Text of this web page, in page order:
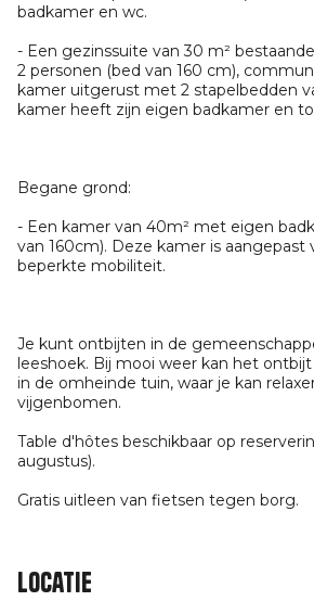
badkamer en wc.
- Een gezinssuite van 30 m²
2 personen (bed van 160 cm),
kamer uitgerust met 2 stapelbedden
kamer heeft zijn eigen badkamer en
Begane grond:
- Een kamer van 40m² met eigen
van 160cm). Deze kamer is
beperkte mobiliteit.
Je kunt ontbijten in de
leeshoek. Bij mooi weer kan het
in de omheinde tuin, waar je kan
vijgenbomen.
Table d'hôtes beschikbaar op
augustus).
Gratis uitleen van fietsen tegen borg.
Locatie